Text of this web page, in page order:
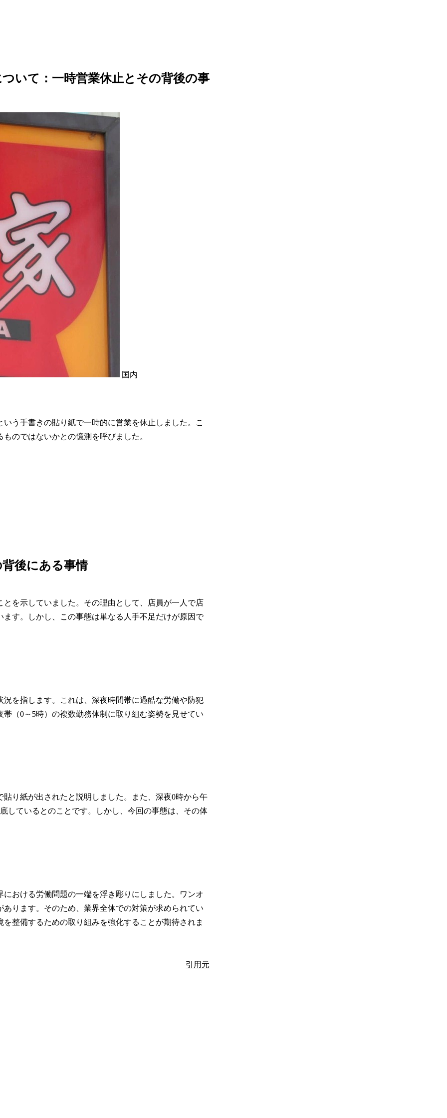
いて：一時営業休止とその背後の事
国内
う手書きの貼り紙で一時的に営業を休止しました。こ
のではないかとの憶測を呼びました。
後にある事情
を示していました。その理由として、店員が一人で店
す。しかし、この事態は単なる人手不足だけが原因で
を指します。これは、深夜時間帯に過酷な労働や防犯
（0～5時）の複数勤務体制に取り組む姿勢を見せてい
り紙が出されたと説明しました。また、深夜0時から午
しているとのことです。しかし、今回の事態は、その体
おける労働問題の一端を浮き彫りにしました。ワンオ
ります。そのため、業界全体での対策が求められてい
整備するための取り組みを強化することが期待されま
引用元